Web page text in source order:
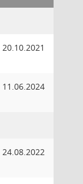
20.10.2021
11.06.2024
24.08.2022